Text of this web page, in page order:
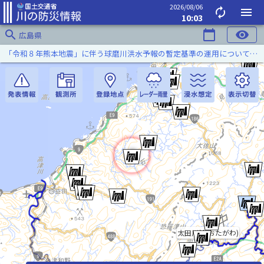
2026/08/06
10:03 autorenew
menu
search 広島県 calendar_today visibility
太田川(おおたがわ)
「令和８年熊本地震」に伴う球磨川洪水予報の暫定基準の運用について（令和８年８月５日）